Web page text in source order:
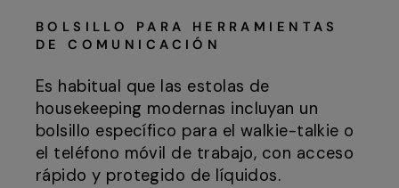
BOLSILLO PARA HERRAMIENTAS
DE COMUNICACIÓN
Es habitual que las estolas de
housekeeping modernas incluyan un
bolsillo específico para el walkie-talkie o
el teléfono móvil de trabajo, con acceso
rápido y protegido de líquidos.